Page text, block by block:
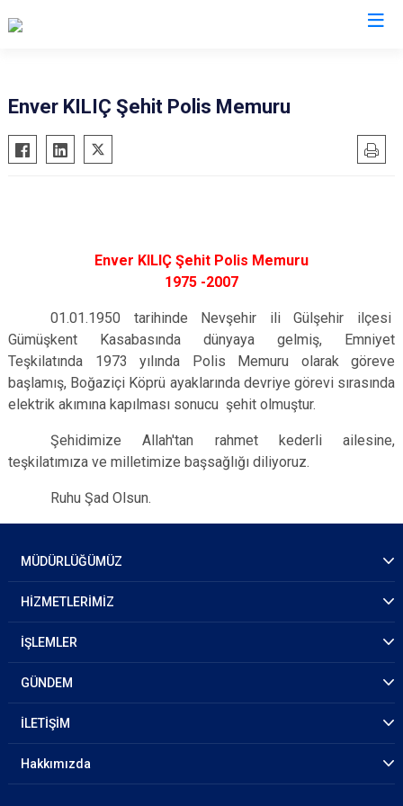
Enver KILIÇ Şehit Polis Memuru
Enver KILIÇ Şehit Polis Memuru
1975 -2007
01.01.1950 tarihinde Nevşehir ili Gülşehir ilçesi
Gümüşkent Kasabasında dünyaya gelmiş, Emniyet
Teşkilatında 1973 yılında Polis Memuru olarak göreve
başlamış, Boğaziçi Köprü ayaklarında devriye görevi sırasında
elektrik akımına kapılması sonucu şehit olmuştur.
Şehidimize Allah'tan rahmet kederli ailesine,
teşkilatımıza ve milletimize başsağlığı diliyoruz.
Ruhu Şad Olsun.
MÜDÜRLÜĞÜMÜZ
HİZMETLERİMİZ
İŞLEMLER
GÜNDEM
İLETİŞİM
Hakkımızda